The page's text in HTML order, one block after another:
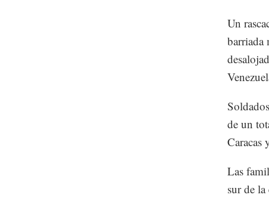
Un
barriada
de un
Caracas
Las
sur de